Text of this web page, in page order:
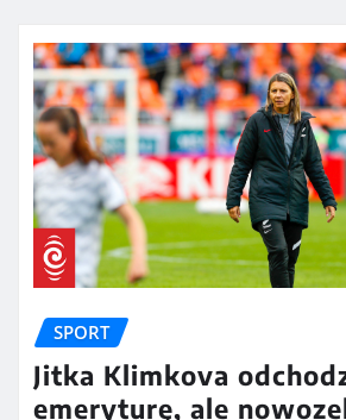
SPORT
Jitka Klimkova
emeryturę, ale